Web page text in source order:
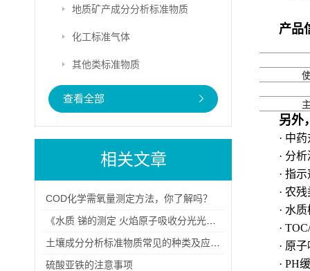
地质矿产成分分析标准物质
化工标准气体
其他类标准物质
查看全部
相关文章
COD化学需氧量测定方法，你了解吗？
硫酸亚铁的注意事项
产品
另外
· 中
· 分
· 指
· 农
· 水
·
· 原
· PH